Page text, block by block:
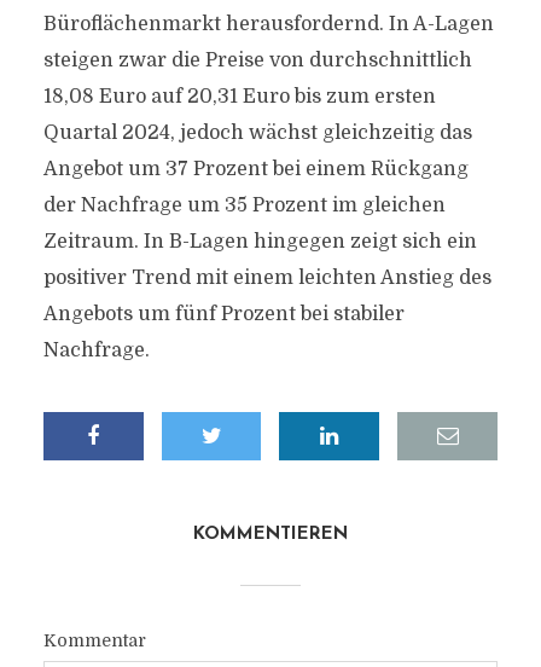
Büroflächenmarkt herausfordernd. In A-Lagen
steigen zwar die Preise von durchschnittlich
18,08 Euro auf 20,31 Euro bis zum ersten
Quartal 2024, jedoch wächst gleichzeitig das
Angebot um 37 Prozent bei einem Rückgang
der Nachfrage um 35 Prozent im gleichen
Zeitraum. In B-Lagen hingegen zeigt sich ein
positiver Trend mit einem leichten Anstieg des
Angebots um fünf Prozent bei stabiler
Nachfrage.
KOMMENTIEREN
Kommentar